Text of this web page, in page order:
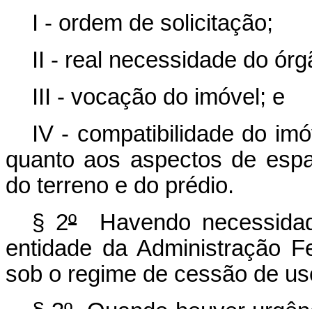
I - ordem de solicitação;
II - real necessidade do
III - vocação do imóvel; e
IV - compatibilidade do
quanto aos aspectos de
do terreno e do prédio.
§ 2ºHavendo
entidade da Administração
sob o regime de cessão de